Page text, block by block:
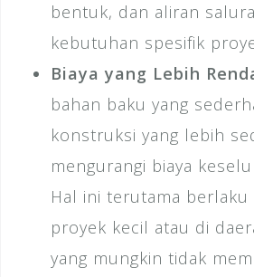
bentuk, dan aliran
kebutuhan spesifik
Biaya yang Lebih
bahan baku yang
konstruksi yang lebih
mengurangi biaya
Hal ini terutama
proyek kecil atau di
yang mungkin tidak